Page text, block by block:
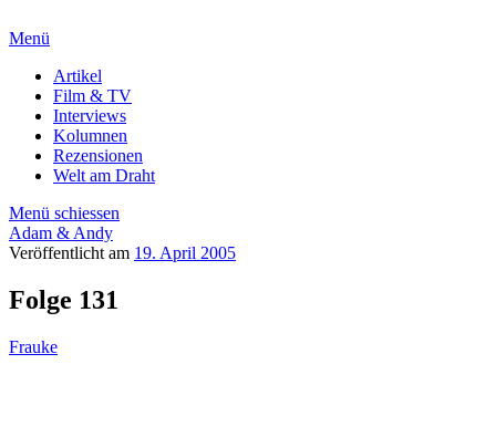
Menü
Artikel
Film & TV
Interviews
Kolumnen
Rezensionen
Welt am Draht
Menü schiessen
Adam & Andy
Veröffentlicht am 19. April 2005
Folge 131
Frauke